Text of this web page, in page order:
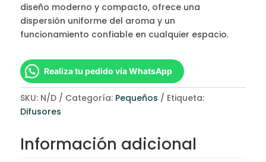
diseño moderno y compacto, ofrece una
dispersión uniforme del aroma y un
funcionamiento confiable en cualquier espacio.
Realiza tu pedido vía WhatsApp
SKU: N/D Categoría: Pequeños
Etiqueta:
Difusores
Información adicional